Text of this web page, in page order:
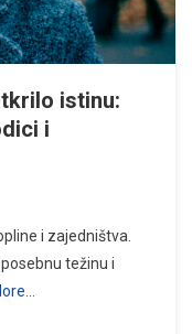
istinu:
i
i zajedništva.
težinu i